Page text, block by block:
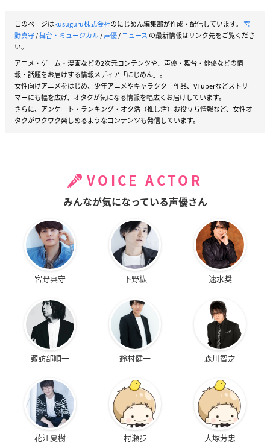
このページはkusuguru株式会社のにじめん編集部が作成・配信しています。 宮
野真守/舞台・ミュージカル/声優/ニュース の最新情報はリンク先をご覧くださ
い。
アニメ・ゲーム・漫画などの2次元コンテンツや、声優・舞台・俳優などの情
報・話題をお届けする情報メディア「にじめん」。
女性向けアニメをはじめ、少年アニメやキャラクター作品、VTuberなどストリー
マーにも幅を広げ、オタクが気になる情報を幅広くお届けしています。
さらに、アンケート・ランキング・オタ活（推し活）お役立ち情報など、女性オ
タクがワクワク楽しめるようなコンテンツも発信しています。
VOICE ACTOR
みんなが気になっている声優さん
宮野真守 下野紘 速水奨
諏訪部順一 鈴村健一 森川智之
花江夏樹 村瀬歩 大塚芳忠